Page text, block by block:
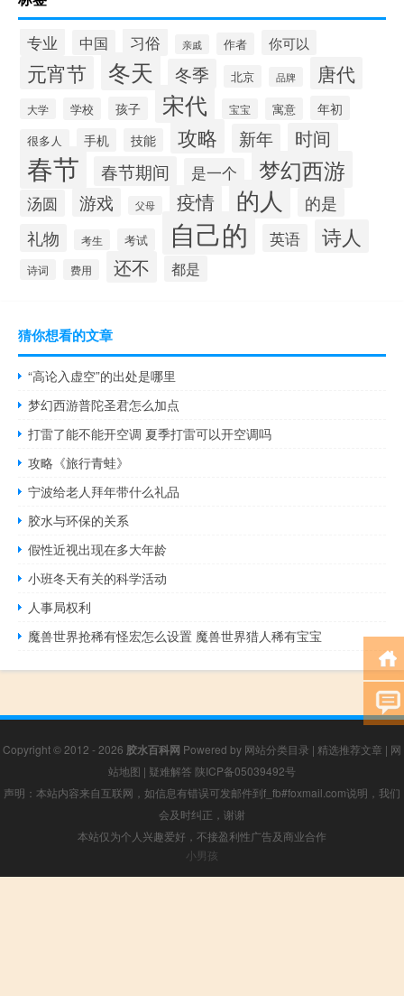
专业 中国 习俗 亲戚 作者 你可以
元宵节 冬天 冬季 北京 品牌 唐代
大学 学校 孩子 宋代 宝宝 寓意 年初
很多人 手机 技能 攻略 新年 时间
春节 春节期间 是一个 梦幻西游
汤圆 游戏 父母 疫情 的人 的是
礼物 考生 考试 自己的 英语 诗人
诗词 费用 还不 都是
猜你想看的文章
“高论入虚空”的出处是哪里
梦幻西游普陀圣君怎么加点
打雷了能不能开空调 夏季打雷可以开空调吗
攻略《旅行青蛙》
宁波给老人拜年带什么礼品
胶水与环保的关系
假性近视出现在多大年龄
小班冬天有关的科学活动
人事局权利
魔兽世界抢稀有怪宏怎么设置 魔兽世界猎人稀有宝宝
Copyright © 2012 - 2026 胶水百科网 Powered by 网站分类目录 | 精选推荐文章 | 网
站地图 | 疑难解答 陕ICP备05039492号
声明：本站内容来自互联网，如信息有错误可发邮件到f_fb#foxmail.com说明，我们
会及时纠正，谢谢
本站仅为个人兴趣爱好，不接盈利性广告及商业合作
小男孩